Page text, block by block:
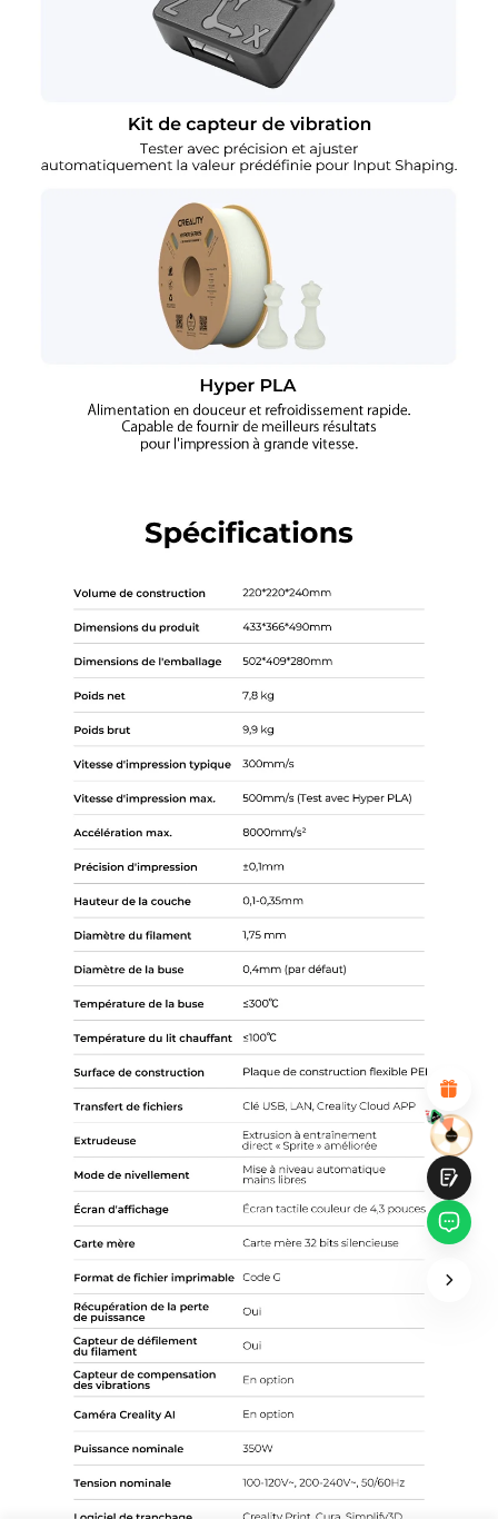
*CALIFIQUE VOTRE NIVEAU DE SATISFACTION
AVEC CETTE PAGE:
INSATISFAIT
1
2 3 4 5 6 7 8 9 10
*RAISON DE VOTRE SATISFACTION
Design visuel attractif
Recommandations de produits appropriées
Navigation et catégories claires
Contenu abondant
Chargement rapide de la page
Interaction fluide sur la page (au clic)
Soumettre